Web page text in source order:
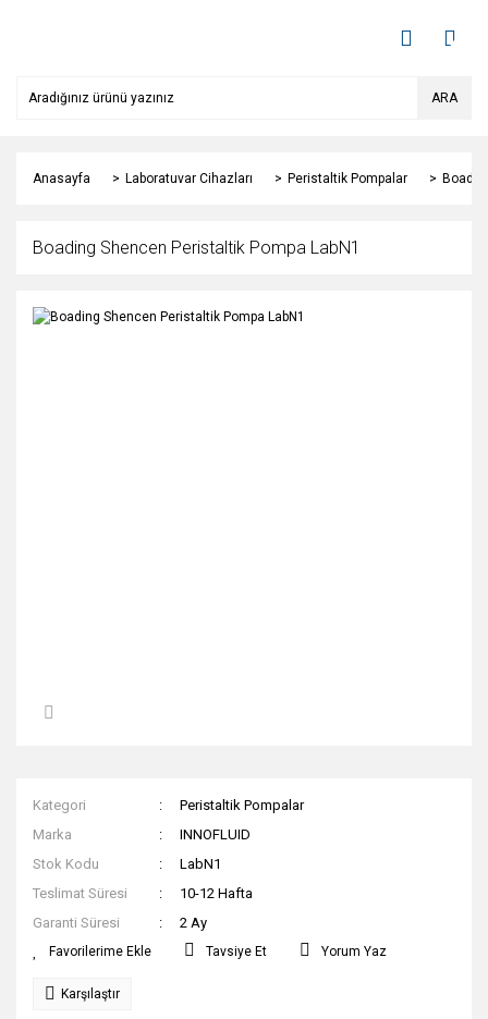
ARA
Anasayfa Laboratuvar Cihazları Peristaltik Pompalar
Boading Shencen Peristaltik Pompa LabN1
Kategori
Peristaltik Pompalar
Marka
INNOFLUID
Stok Kodu
LabN1
Teslimat Süresi
10-12 Hafta
Garanti Süresi
2 Ay
Tavsiye Et Yorum Yaz
Karşılaştır